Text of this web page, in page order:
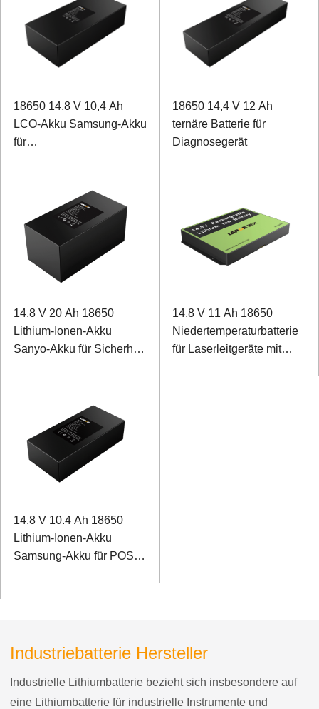
18650 14,8 V 10,4 Ah
LCO-Akku Samsung-Akku
für
18650 14,4 V 12 Ah
ternäre Batterie für
Diagnosegerät
14.8 V 20 Ah 18650
Lithium-Ionen-Akku
Sanyo-Akku für Sicherheit
14,8 V 11 Ah 18650
Niedertemperaturbatterie
für Laserleitgeräte mit
14.8 V 10.4 Ah 18650
Lithium-Ionen-Akku
Samsung-Akku für POS-
Industriebatterie Hersteller
Industrielle Lithiumbatterie bezieht sich insbesondere auf
eine Lithiumbatterie für industrielle Instrumente und